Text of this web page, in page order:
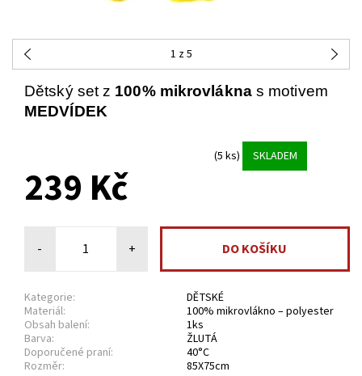
1 z 5
Dětský set z 100% mikrovláknas motivem
MEDVÍDEK
(5 ks) SKLADEM
239 Kč
- +
Kategorie:
DĚTSKÉ
Materiál:
100% mikrovlákno – polyester
Obsah balení:
1ks
Barva:
ŽLUTÁ
Doporučené praní:
40°C
Rozměr:
85X75cm